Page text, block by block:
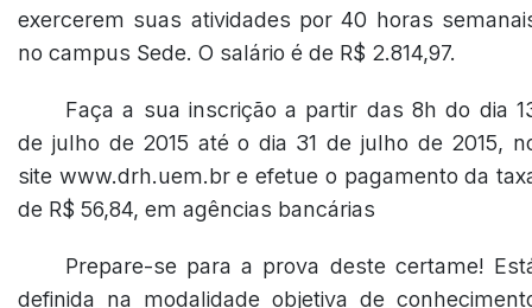
exercerem suas atividades por 40 horas
no campus Sede. O salário é de R$ 2.814,97.
Faça a sua inscrição a partir das 8h do dia
de julho de 2015 até o dia 31 de julho de 2015,
site www.drh.uem.br e efetue o pagamento da
de R$ 56,84, em agências bancárias
Prepare-se para a prova deste certame!
definida na modalidade objetiva de